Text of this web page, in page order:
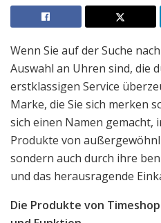
Wenn Sie auf der Suche
Auswahl an Uhren sind, die
erstklassigen Service
Marke, die Sie sich merken
sich einen Namen gemacht,
Produkte von
sondern auch durch ihre
und das herausragende
Die Produkte von